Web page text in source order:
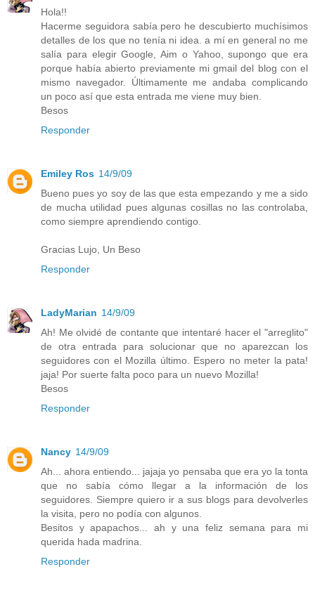
Hola!!
Hacerme seguidora sabía pero he descubierto muchísimos
detalles de los que no tenía ni idea. a mí en general no me
salía para elegir Google, Aim o Yahoo, supongo que era
porque había abierto previamente mi gmail del blog con el
mismo navegador. Últimamente me andaba complicando
un poco así que esta entrada me viene muy bien.
Besos
Responder
Emiley Ros 14/9/09
Bueno pues yo soy de las que esta empezando y me a sido
de mucha utilidad pues algunas cosillas no las controlaba,
como siempre aprendiendo contigo.
Gracias Lujo, Un Beso
Responder
LadyMarian 14/9/09
Ah! Me olvidé de contante que intentaré hacer el "arreglito"
de otra entrada para solucionar que no aparezcan los
seguidores con el Mozilla último. Espero no meter la pata!
jaja! Por suerte falta poco para un nuevo Mozilla!
Besos
Responder
Nancy 14/9/09
Ah... ahora entiendo... jajaja yo pensaba que era yo la tonta
que no sabía cómo llegar a la información de los
seguidores. Siempre quiero ir a sus blogs para devolverles
la visita, pero no podía con algunos.
Besitos y apapachos... ah y una feliz semana para mi
querida hada madrina.
Responder